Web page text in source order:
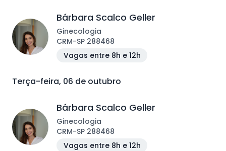
Bárbara Scalco Geller
Ginecologia
CRM-SP 288468
Vagas entre 8h e 12h
Terça-feira, 06 de outubro
Bárbara Scalco Geller
Ginecologia
CRM-SP 288468
Vagas entre 8h e 12h